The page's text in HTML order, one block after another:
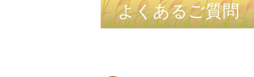
よくあるご質問